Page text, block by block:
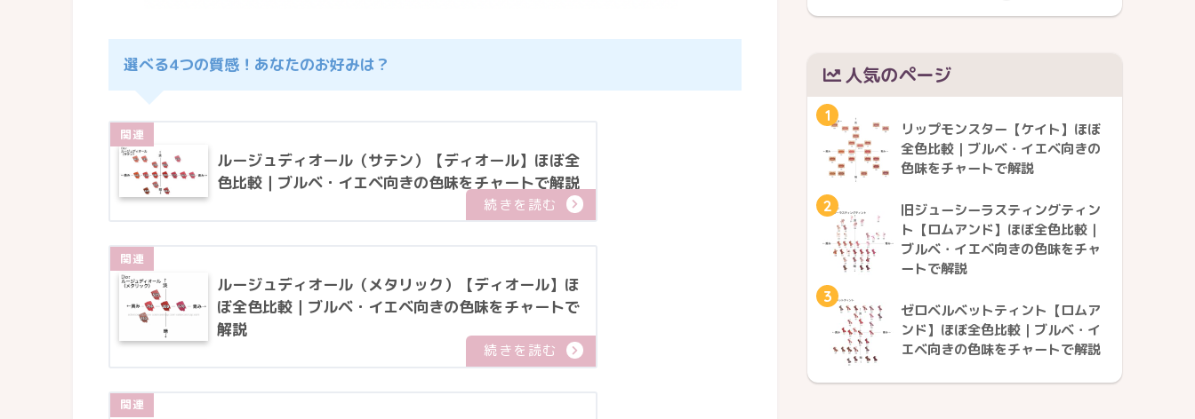
選べる4つの質感！あなたのお好みは？
ルージュディオール（サテン）【ディオール】ほぼ全
色比較｜ブルベ・イエベ向きの色味をチャートで解説
ルージュディオール（メタリック）【ディオール】ほ
ぼ全色比較｜ブルベ・イエベ向きの色味をチャートで
解説
人気のページ
1
リップモンスター【ケイト】ほぼ
全色比較｜ブルベ・イエベ向きの
色味をチャートで解説
2
旧ジューシーラスティングティン
ト【ロムアンド】ほぼ全色比較｜
ブルベ・イエベ向きの色味をチャ
ートで解説
3
ゼロベルベットティント【ロムア
ンド】ほぼ全色比較｜ブルベ・イ
エベ向きの色味をチャートで解説